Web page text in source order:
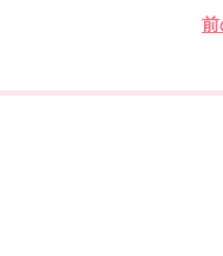
前